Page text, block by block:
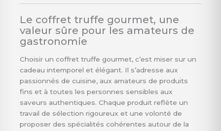
Le coffret truffe gourmet, une
valeur sûre pour les amateurs de
gastronomie
Choisir un coffret truffe gourmet, c’est miser sur un
cadeau intemporel et élégant. Il s’adresse aux
passionnés de cuisine, aux amateurs de produits
fins et à toutes les personnes sensibles aux
saveurs authentiques. Chaque produit reflète un
travail de sélection rigoureux et une volonté de
proposer des spécialités cohérentes autour de la